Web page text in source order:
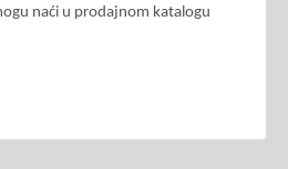
naći u prodajnom katalogu